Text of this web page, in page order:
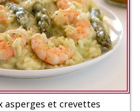
asperges et crevettes